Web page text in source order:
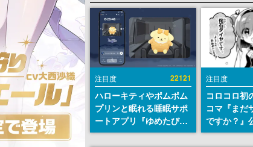
注目度 22121
ハローキティやポムポム
プリンと眠れる睡眠サポ
ートアプリ『ゆめたび』
が配信中。キャラごとの
注目度
コロコロ初
コマ『まだ
ですか？』
ト。主人公